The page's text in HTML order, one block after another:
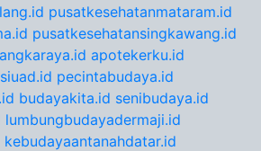
pusatkesehatanmataram.id
pusatkesehatansingkawang.id
apotekerku.id
pecintabudaya.id
budayakita.id senibudaya.id
lumbungbudayadermaji.id
kebudayaantanahdatar.id